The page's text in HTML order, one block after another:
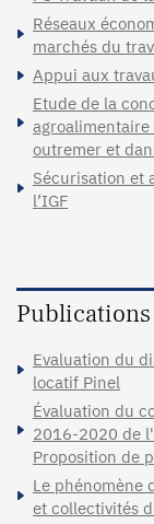
Réseaux
marchés du
Appui aux
Etude de la
outremer et
Sécurisation et
l’IGF
Evaluation du
locatif Pinel
Évaluation du
2016-2020 de
Proposition de
Le phénomène
et collectivités